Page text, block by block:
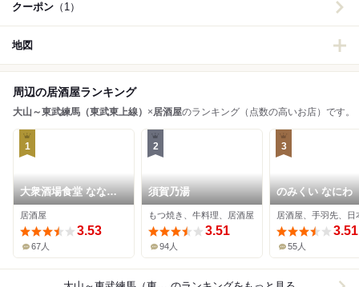
クーポン （1）
地図
周辺の居酒屋ランキング
大山～東武練馬（東武東上線） ×居酒屋のランキング（点数の高いお店）です。
1
大衆酒場食堂 ななつ
ぼし
居酒屋
3.53
67人
2
須賀乃湯
もつ焼き、牛料理、居酒屋
3.51
94人
3
のみくい なにわ
居酒屋、手羽先、日
3.51
55人